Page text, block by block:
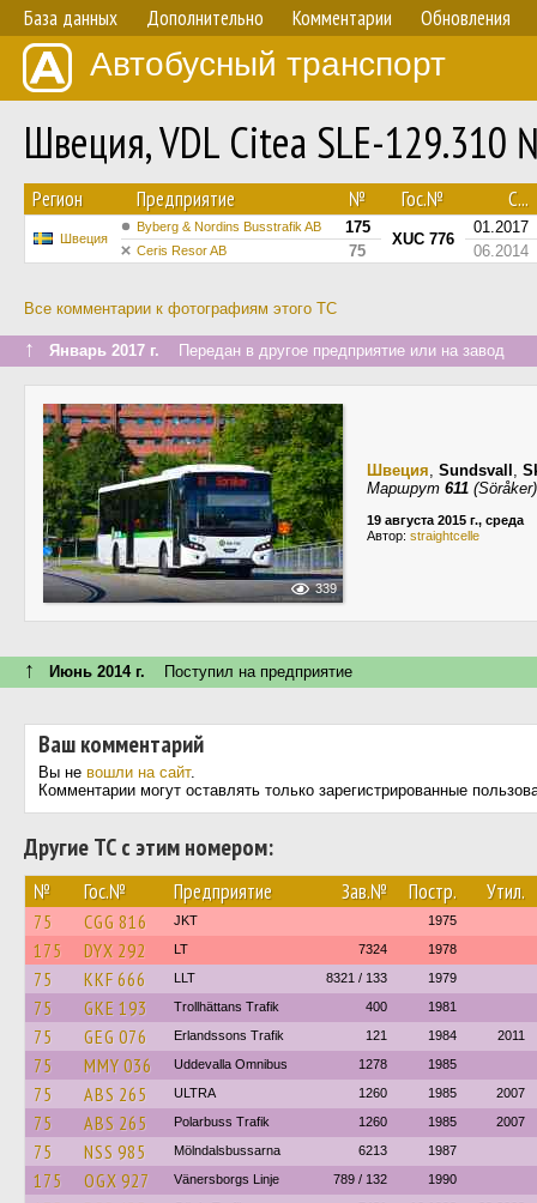
База данных Дополнительно Комментарии Обновления
Автобусный транспорт
Швеция, VDL Citea SLE-
Регион Предприятие № Гос.№ С...
Швеция
Byberg & Nordins Busstrafik AB 175
XUC 776
01.2017
Ceris Resor AB 75 06.2014
Все комментарии к фотографиям этого ТС
↑ Январь 2017 г. Передан в другое предприятие или на завод
339
Швеция, Sundsvall ,
Маршрут 611 (Söråker)
19 августа 2015 г., среда
Автор: straightcelle
↑ Июнь 2014 г. Поступил на предприятие
Ваш комментарий
Вы не вошли на сайт.
Комментарии могут оставлять только зарегистрированные
Другие ТС с этим номером:
№ Гос.№ Предприятие Зав.№ Постр. Утил.
75 CGG 816 JKT 1975
175 DYX 292 LT 7324 1978
75 KKF 666 LLT 8321 / 133 1979
75 GKE 193 Trollhättans Trafik 400 1981
75 GEG 076 Erlandssons Trafik 121 1984 2011
75 MMY 036 Uddevalla Omnibus 1278 1985
75 ABS 265 ULTRA 1260 1985 2007
75 ABS 265 Polarbuss Trafik 1260 1985 2007
75 NSS 985 Mölndalsbussarna 6213 1987
175 OGX 927 Vänersborgs Linje 789 / 132 1990